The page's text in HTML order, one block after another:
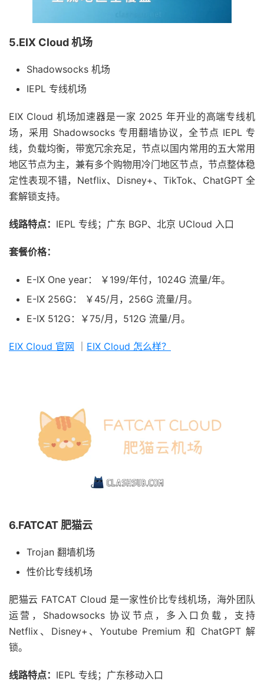
5.EIX Cloud 机场
Shadowsocks 机场
IEPL 专线机场
EIX Cloud 机场加速器是一家 2025 年开业的高端专线机
场，采用 Shadowsocks 专用翻墙协议，全节点 IEPL 专
线，负载均衡，带宽冗余充足，节点以国内常用的五大常用
地区节点为主，兼有多个购物用冷门地区节点，节点整体稳
定性表现不错，Netflix、Disney+、TikTok、ChatGPT 全
套解锁支持。
线路特点： IEPL 专线；广东 BGP、北京 UCloud 入口
套餐价格：
E-IX One year： ￥199/年付，1024G 流量/年。
E-IX 256G： ￥45/月，256G 流量/月。
E-IX 512G：￥75/月，512G 流量/月。
EIX Cloud 官网 EIX Cloud 怎么样？
6.FATCAT 肥猫云
Trojan 翻墙机场
性价比专线机场
肥猫云 FATCAT Cloud 是一家性价比专线机场，海外团队
运营，Shadowsocks 协议节点，多入口负载，支持
Netflix、Disney+、Youtube Premium 和 ChatGPT 解
锁。
线路特点： IEPL 专线；广东移动入口